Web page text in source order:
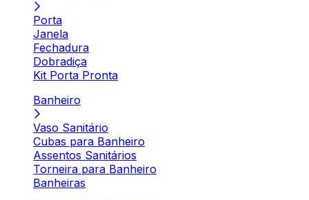
Porta
Janela
Fechadura
Dobradiça
Kit Porta Pronta
Banheiro
Vaso Sanitário
Cubas para Banheiro
Assentos Sanitários
Torneira para Banheiro
Banheiras